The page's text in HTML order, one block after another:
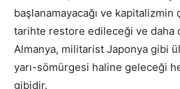
başlanamayacağı ve
tarihte restore edileceği ve daha
Almanya, militarist Japonya gibi
yarı-sömürgesi haline geleceği
gibidir.